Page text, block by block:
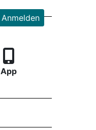
Anmelden
App